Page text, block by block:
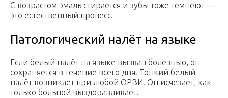
С возрастом эмаль стирается и зубы тоже темнеют ―
это естественный процесс.
Патологический налёт на языке
Если белый налёт на языке вызван болезнью, он
сохраняется в течение всего дня. Тонкий белый
налёт возникает при любой ОРВИ. Он исчезает, как
только больной выздоравливает.